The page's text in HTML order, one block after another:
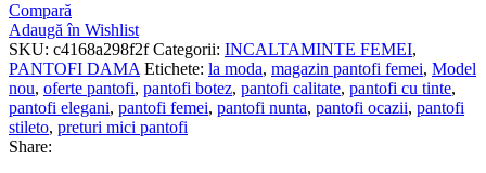
Compară
Adaugă în Wishlist
SKU: c4168a298f2fCategorii: INCALTAMINTE FEMEI,
PANTOFI DAMA Etichete: la moda, magazin pantofi femei, Model
nou, oferte pantofi, pantofi botez, pantofi calitate, pantofi cu tinte,
pantofi elegani, pantofi femei, pantofi nunta, pantofi ocazii, pantofi
stileto, preturi mici pantofi
Share: